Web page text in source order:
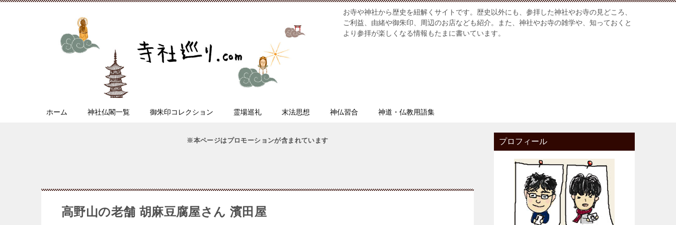
お寺や神社から歴史を紐解くサイトです。歴史以外にも、参拝した神社やお寺の見どころ、
ご利益、由緒や御朱印、周辺のお店なども紹介。また、神社やお寺の雑学や、知っておくと
より参拝が楽しくなる情報もたまに書いています。
ホーム 神社仏閣一覧 御朱印コレクション 霊場巡礼 末法思想 神仏習合 神道・仏教用語集
※本ページはプロモーションが含まれています
高野山の老舗 胡麻豆腐屋さん 濱田屋
プロフィール